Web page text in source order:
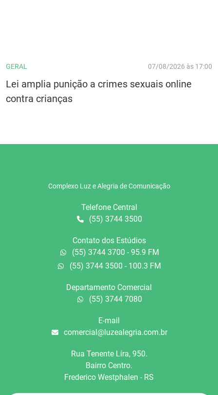
GERAL 07/08/2026 às 17:00
Lei amplia punição a crimes sexuais online
contra crianças
Complexo Luz e Alegria de Comunicação
Telefone Central
(55) 3744 3500
Contato dos Estúdios
(55) 3744 3700 - 95.9 FM
(55) 3744 3500 - 100.3 FM
Departamento Comercial
(55) 3744 7080
E-mail
comercial@luzealegria.com.br
Rua Tenente Líra, 950.
Bairro Centro.
Frederico Westphalen - RS